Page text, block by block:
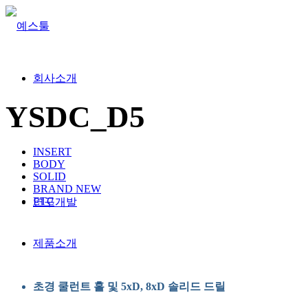
회사소개
연구개발
제품소개
YSDC_D5
INSERT
BODY
SOLID
BRAND NEW
ETC
초경 쿨런트 홀 및 5xD, 8xD 솔리드 드릴